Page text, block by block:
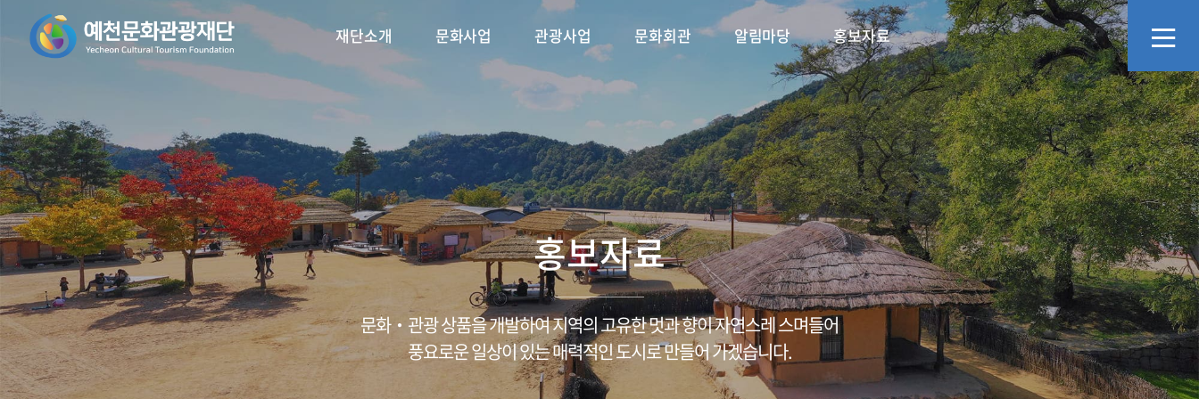
재단소개
비전/목표 조직구성 정보공개 오시는길
문화사업
꿈의 예술단 플러스 문화가 있는 날 문화특화지역조성사업 문화예술교육사 에고,어르신의 넋두
리2.0
관광사업
예천곤충축제 용궁순대축제 삼강나루주막 축제 금당야행 지역관광추진조직(DMO)
문화회관
대관안내
알림마당
공지사항 채용/입찰 문화·관광소식 소통창구
홍보자료
포토갤러리 영상자료 언론보도
홍보자료
문화‧관광 상품을 개발하여 지역의 고유한 멋과 향이 자연스레 스며들어
풍요로운 일상이 있는 매력적인 도시로 만들어 가겠습니다.